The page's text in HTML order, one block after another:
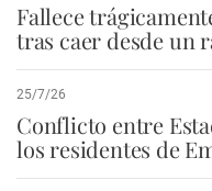
Fallece
tras caer desde un
25/7/26
Conflicto entre
los residentes de